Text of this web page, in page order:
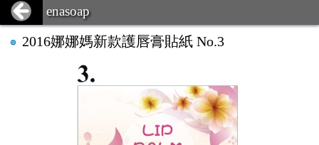
enasoap
2016娜娜媽新款護唇膏貼紙 No.3